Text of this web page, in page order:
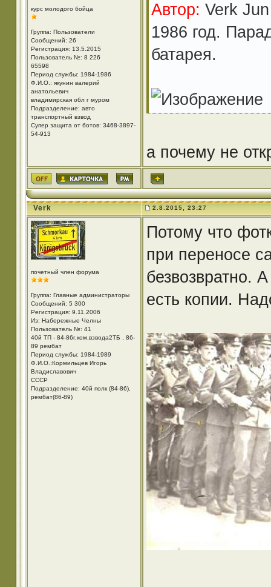
курс молодого бойца
Группа: Пользователи
Сообщений: 26
Регистрация: 13.5.2015
Пользователь №: 8 226
65598
Период службы: 1984-1986
Ф.И.О.: якунин валерий
анатольевич
владимирская обл г муром
Подразделение: авто
транспортный взвод
Супер защита от ботов: 3468-3897-
54-913
Автор: Verk
1986 год.
батарея.
а почему не
Verk 2.8.2015, 23:27
почетный член форума
Группа: Главные администраторы
Сообщений: 5 300
Регистрация: 9.11.2006
Из: Набережные Челны
Пользователь №: 41
40й ТП - 84-86г,ком,взвода2ТБ , 86-
89 рембат
Период службы: 1984-1989
Ф.И.О.:Кормильцев Игорь
Владиславович
СССР
Подразделение: 40й полк (84-86),
рембат(86-89)
Потому что
при переносе
безвозвратно.
есть копии.